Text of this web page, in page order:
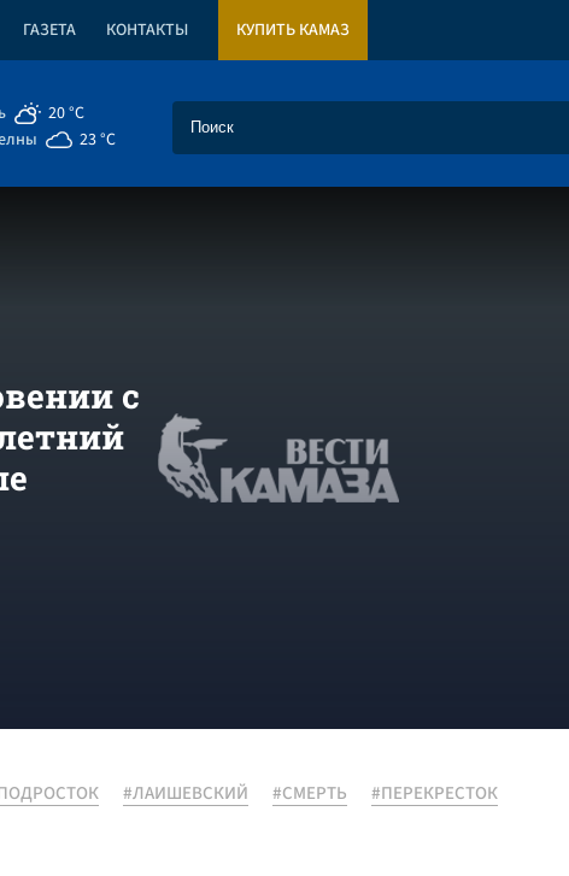
ГАЗЕТА КОНТАКТЫ КУПИТЬ КАМАЗ
20 °C
23 °C
с
#ЛАИШЕВСКИЙ #СМЕРТЬ
#ПЕРЕКРЕСТОК